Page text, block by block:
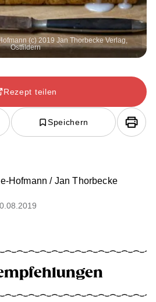
(c) 2019 Jan Thorbecke Verlag,
Ostfildern
Rezept teilen
Speichern
Hofmann / Jan Thorbecke